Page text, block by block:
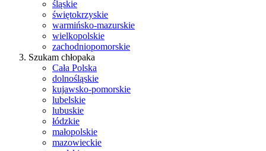
śląskie
świętokrzyskie
warmińsko-mazurskie
wielkopolskie
zachodniopomorskie
Szukam chłopaka
Cała Polska
dolnośląskie
kujawsko-pomorskie
lubelskie
lubuskie
łódzkie
małopolskie
mazowieckie